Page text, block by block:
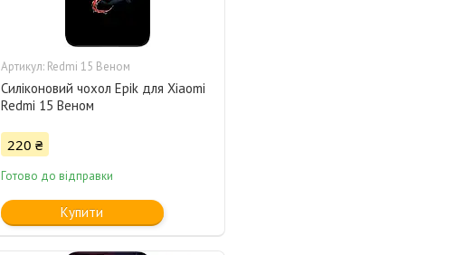
Redmi 15 Веном
Силіконовий чохол Epik для Xiaomi
Redmi 15 Веном
220 ₴
Готово до відправки
Купити